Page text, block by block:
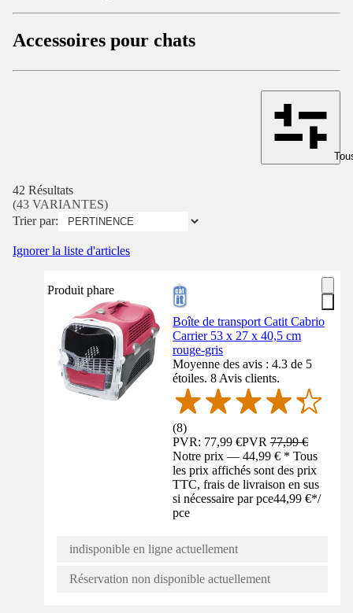
Accessoires pour chats
42 Résultats
(43 VARIANTES)
Trier par:
Ignorer la liste d'articles
Produit phare
Boîte de transport Catit Cabrio
Carrier 53 x 27 x 40,5 cm
rouge-gris
Moyenne des avis : 4.3 de 5
étoiles. 8 Avis clients.
(8)
PVR: 77,99 €PVR77,99 €
Notre prix — 44,99 € * Tous
les prix affichés sont des prix
TTC, frais de livraison en sus
si nécessaire par pce44,99 €*/
pce
indisponible en ligne actuellement
Réservation non disponible actuellement